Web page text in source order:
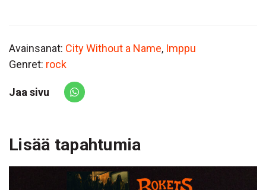
Avainsanat: City Without a Name, Imppu
Genret: rock
Jaa sivu
Share via Whatsapp
Lisää tapahtumia